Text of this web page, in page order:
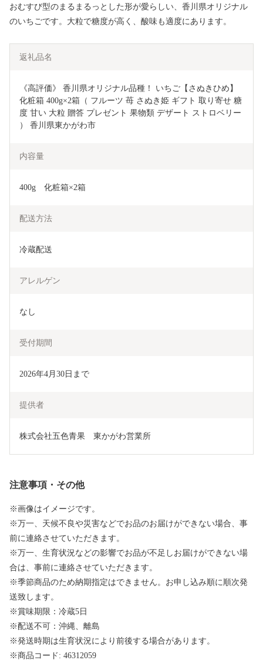
おむすび型のまるまるっとした形が愛らしい、香川県オリジナル
のいちごです。大粒で糖度が高く、酸味も適度にあります。
返礼品名
《高評価》 香川県オリジナル品種！ いちご【さぬきひめ】
化粧箱 400g×2箱（ フルーツ 苺 さぬき姫 ギフト 取り寄せ 糖
度 甘い 大粒 贈答 プレゼント 果物類 デザート ストロベリー
） 香川県東かがわ市
内容量
400g　化粧箱×2箱
配送方法
冷蔵配送
アレルゲン
なし
受付期間
2026年4月30日まで
提供者
株式会社五色青果　東かがわ営業所
注意事項・その他
※画像はイメージです。
※万一、天候不良や災害などでお品のお届けができない場合、事
前に連絡させていただきます。
※万一、生育状況などの影響でお品が不足しお届けができない場
合は、事前に連絡させていただきます。
※季節商品のため納期指定はできません。お申し込み順に順次発
送致します。
※賞味期限：冷蔵5日
※配送不可：沖縄、離島
※発送時期は生育状況により前後する場合があります。
※商品コード: 46312059